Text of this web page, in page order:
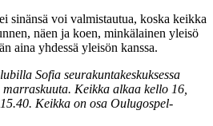
sinänsä voi valmistautua, koska keikka
näen ja koen, minkälainen yleisö
aina yhdessä yleisön kanssa.
Sofia seurakuntakeskuksessa
Keikka alkaa kello 16,
Keikka on osa Oulugospel-